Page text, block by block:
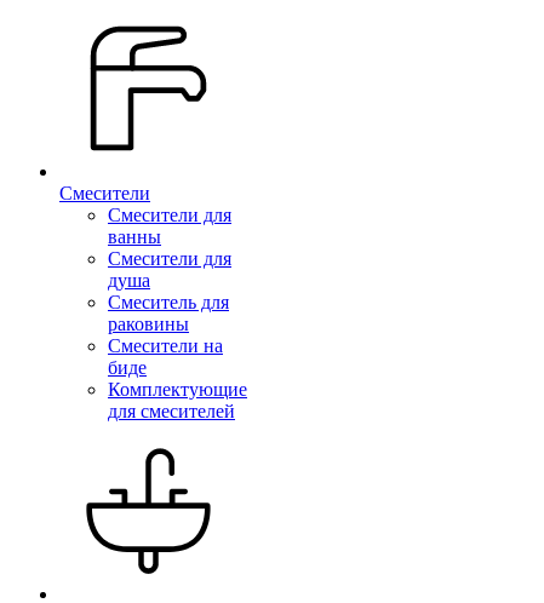
Смесители
Смесители для
ванны
Смесители для
душа
Смеситель для
раковины
Смесители на
биде
Комплектующие
для смесителей